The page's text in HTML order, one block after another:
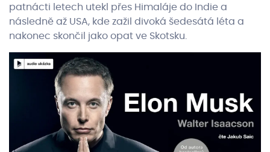
patnácti letech utekl přes Himaláje do Indie a
následně až USA, kde zažil divoká šedesátá léta a
nakonec skončil jako opat ve Skotsku.